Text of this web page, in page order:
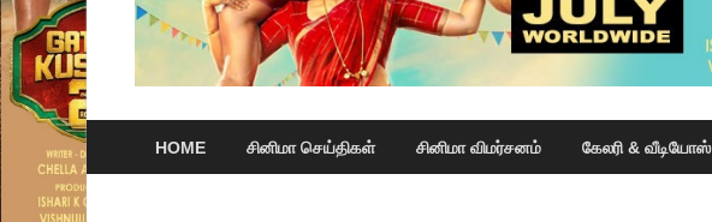
HOME சினிமா செய்திகள் சினிமா விமர்சனம் கேலரி & வீடியோஸ்